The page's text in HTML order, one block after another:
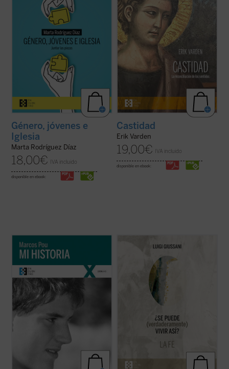
motivo de disputa, los hijos no se sienten
acogidos y los padres se frustran ante
(ver ficha)
Género, jóvenes e
Iglesia
Marta Rodríguez Díaz
18,00€ IVA incluido
disponible en ebook:
castidad, la dirección única de los sentidos,
es una cualidad atractiva y ...(ver ficha)
Castidad
Erik Varden
19,00€ IVA incluido
disponible en ebook:
«Es algo extraño hablar de 'mi historia'
puesto que lo único interesante en ella, lo
único que la salva de ser una historia
en mi vida. Por lo tanto, es más bien la
historia de lo que Cristo ha hecho ...(ver
(verdaderamente) vivir así?propone
Este primer volumen, en palabras de
Giussani, transita por estos tres senderos:
«fe, certeza de una presencia; ...